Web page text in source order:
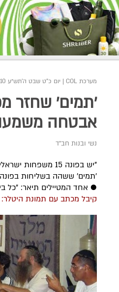
מערכת COL | יום כ"ט שבט ה׳תש״ע 13.02.2010
אבטחה
נשי ובנות חב"ד
'תמים' ששהה בשליחות בפונה
● אחד המטיילים תיאר: "כל
קיבל מכתב עם תמונת